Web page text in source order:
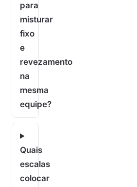
para
misturar
fixo
e
revezamento
na
mesma
equipe?
Quais
escalas
colocar